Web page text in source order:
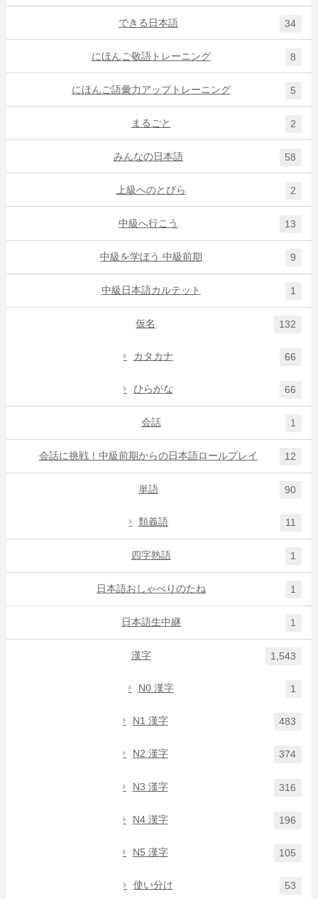
できる日本語 34
にほんご敬語トレーニング 8
にほんご語彙力アップトレーニング 5
まるごと 2
みんなの日本語 58
上級へのとびら 2
中級へ行こう 13
中級を学ぼう 中級前期 9
中級日本語カルテット 1
仮名 132
カタカナ 66
ひらがな 66
会話 1
会話に挑戦！中級前期からの日本語ロールプレイ 12
単語 90
類義語 11
四字熟語 1
日本語おしゃべりのたね 1
日本語生中継 1
漢字 1,543
N0 漢字 1
N1 漢字 483
N2 漢字 374
N3 漢字 316
N4 漢字 196
N5 漢字 105
使い分け 53